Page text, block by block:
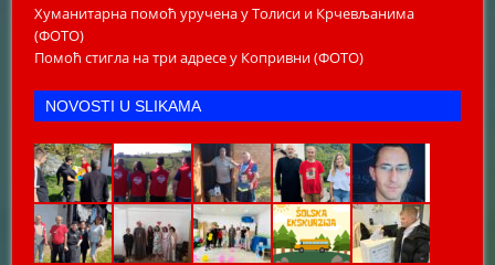
Хуманитарна помоћ уручена у Толиси и Крчевљанима
(ФОТО)
Помоћ стигла на три адресе у Копривни (ФОТО)
NOVOSTI U SLIKAMA